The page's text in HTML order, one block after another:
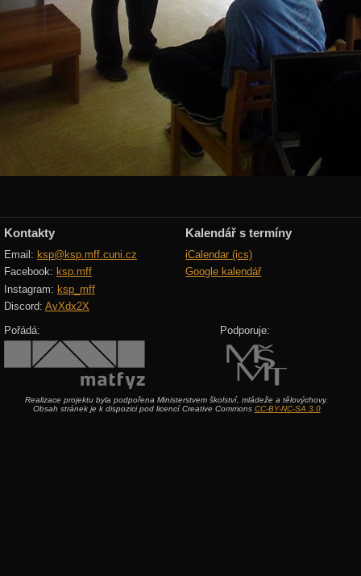
Kontakty
Email: ksp@ksp.mff.cuni.cz
Facebook: ksp.mff
Instagram: ksp_mff
Discord: AvXdx2X
Kalendář s termíny
iCalendar (ics)
Google kalendář
Pořádá: Podporuje:
Realizace projektu byla podpořena Ministerstvem školství, mládeže a tělovýchovy.
Obsah stránek je k dispozici pod licencí Creative Commons CC-BY-NC-SA 3.0